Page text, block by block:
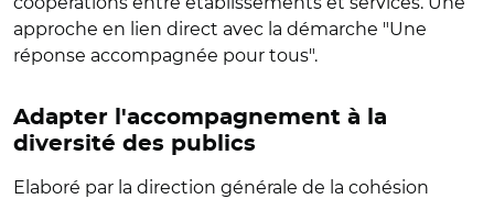
approche en lien direct avec la démarche "Une
réponse accompagnée pour tous".
Adapter l'accompagnement à la
diversité des publics
Elaboré par la direction générale de la cohésion